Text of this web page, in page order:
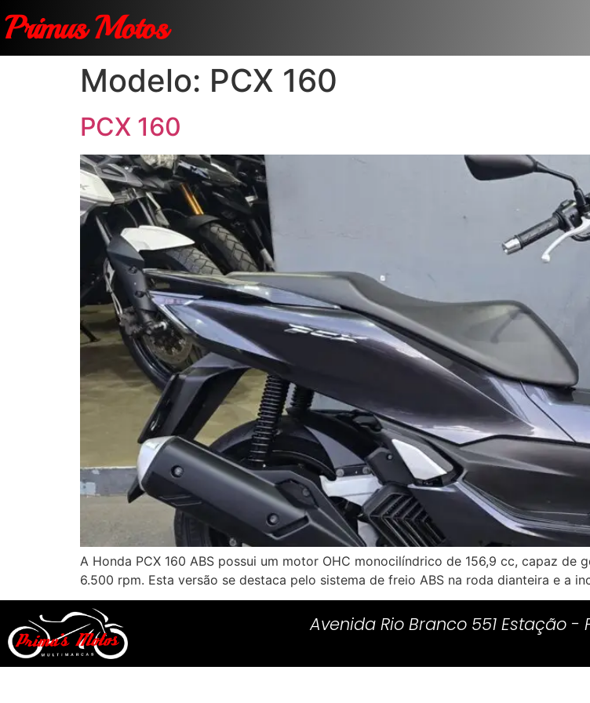
Primus Motos
Modelo: PCX 160
PCX 160
A Honda PCX 160 ABS possui um motor OHC monocilíndrico de 156,9 cc, capaz
6.500 rpm. Esta versão se destaca pelo sistema de freio ABS na roda dianteira e a
Avenida Rio Branco 551 Estação -